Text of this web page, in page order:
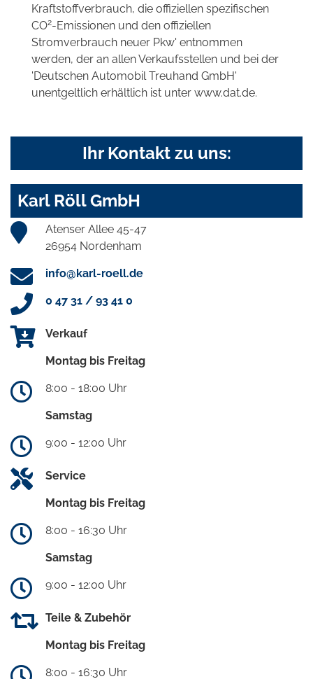
Kraftstoffverbrauch, die offiziellen spezifischen
CO2-Emissionen und den offiziellen
Stromverbrauch neuer Pkw' entnommen
werden, der an allen Verkaufsstellen und bei der
'Deutschen Automobil Treuhand GmbH'
unentgeltlich erhältlich ist unter www.dat.de.
Ihr Kontakt zu uns:
Karl Röll GmbH
Atenser Allee 45-47
26954 Nordenham
info@karl-roell.de
0 47 31 / 93 41 0
Verkauf
Montag bis Freitag
8:00 - 18:00 Uhr
Samstag
9:00 - 12:00 Uhr
Service
Montag bis Freitag
8:00 - 16:30 Uhr
Samstag
9:00 - 12:00 Uhr
Teile & Zubehör
Montag bis Freitag
8:00 - 16:30 Uhr